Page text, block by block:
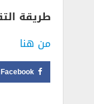
طريقة
من هنا
Facebook